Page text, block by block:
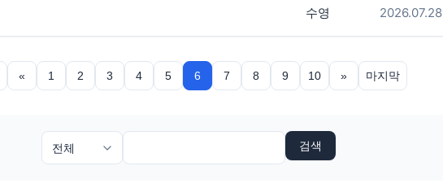
수영 2026.07.28
« 1 2 3 4 5 6 7 8 9 10 » 마지막
검색